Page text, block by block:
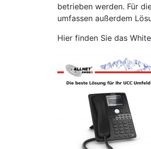
betrieben werden. Für
umfassen außerdem
Hier finden Sie das